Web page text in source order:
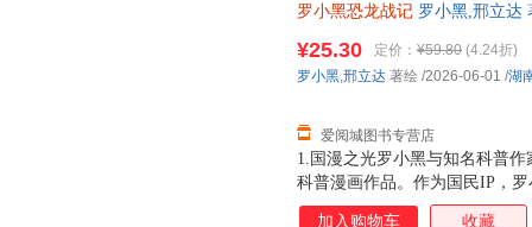
罗小黑恐龙战记 罗小黑,邢立达
1.国漫之光罗小黑与知名科普
科普漫画作品。作为国民IP，
动画于2011年开始播放，B站
¥25.30 定价： ¥59.80 (4.24折)
爱阅城图书专营店
罗小黑,邢立达 著绘 /2026-06-01 /湖
加入购物车 收藏